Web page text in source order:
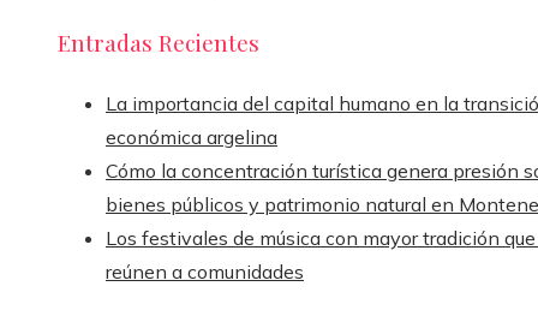
Entradas Recientes
La importancia del capital humano en la
económica argelina
Cómo la concentración turística genera presión
bienes públicos y patrimonio natural en
Los festivales de música con mayor tradición
reúnen a comunidades